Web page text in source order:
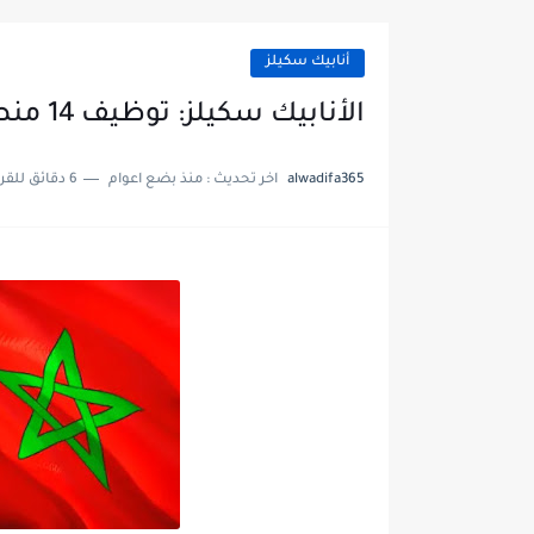
أنابيك سكيلز
الأنابيك سكيلز: توظيف 14 منصب بفرنسا
alwadifa365 اخر تحديث : منذ بضع اعوام 6 دقائق للقراءة